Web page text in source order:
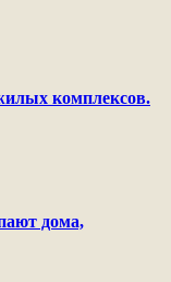
комплексов.
дома,